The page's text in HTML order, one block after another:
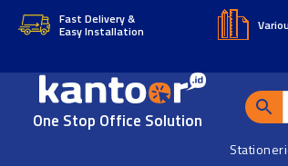
Skip
content
Skip
Fast Delivery &
Easy Installation
One Stop Office Solution